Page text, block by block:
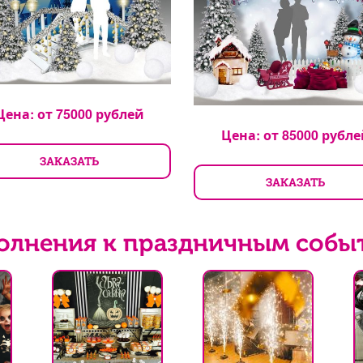
от75000рублей
ЗАКАЗАТЬ
Цена: от85000
ЗАКАЗАТЬ
к праздничным